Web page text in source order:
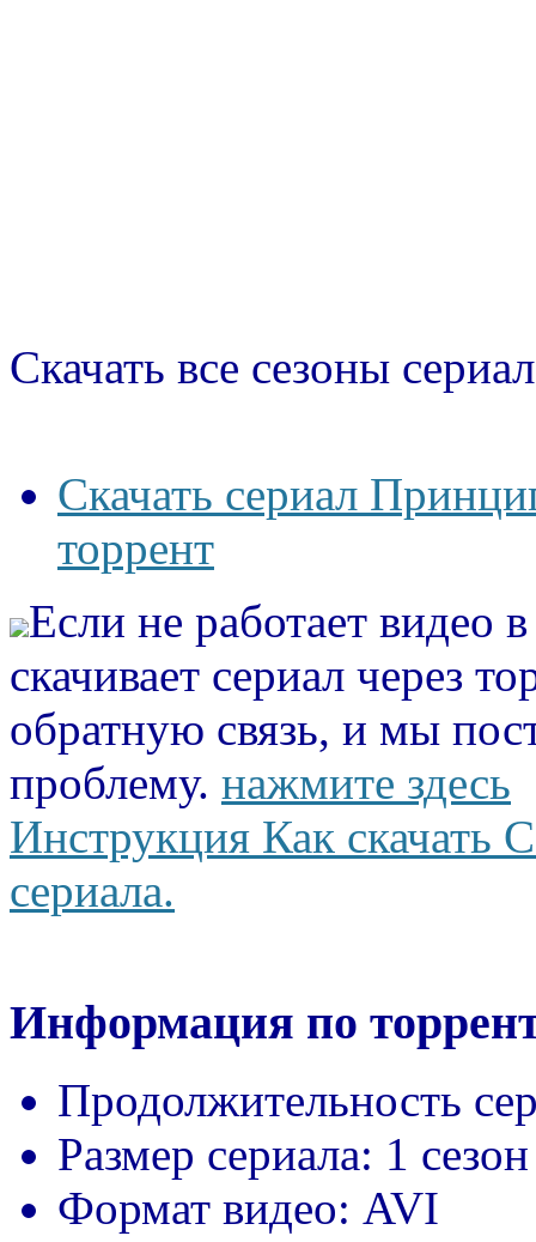
Скачать все сезоны
Скачать сериал
торрент
Если не работает видео
скачивает сериал через
обратную связь, и мы
проблему. нажмите здесь
Инструкция Как скачать
сериала.
Информация по
Продолжительность
Размер сериала: 1
Формат видео: AVI